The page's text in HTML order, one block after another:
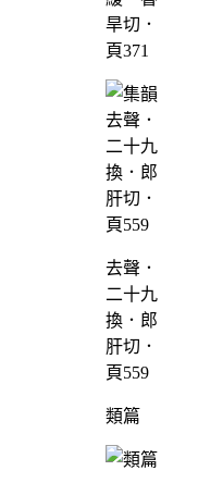
旱切．
頁371
去聲．
二十九
換．郎
肝切．
頁559
類篇